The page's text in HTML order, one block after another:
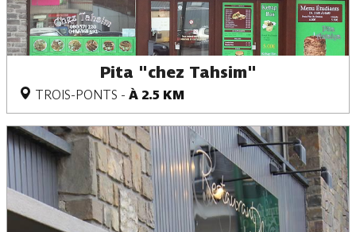
Pita "chez Tahsim"
TROIS-PONTS - À 2.5 KM